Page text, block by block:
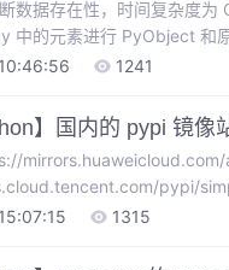
数据存在性，时间复杂度
中的元素进行 PyObject 和
时候该选择什么数据类型的
1241
】国内的 pypi 镜像
pypi/
pypi/simple。
1315